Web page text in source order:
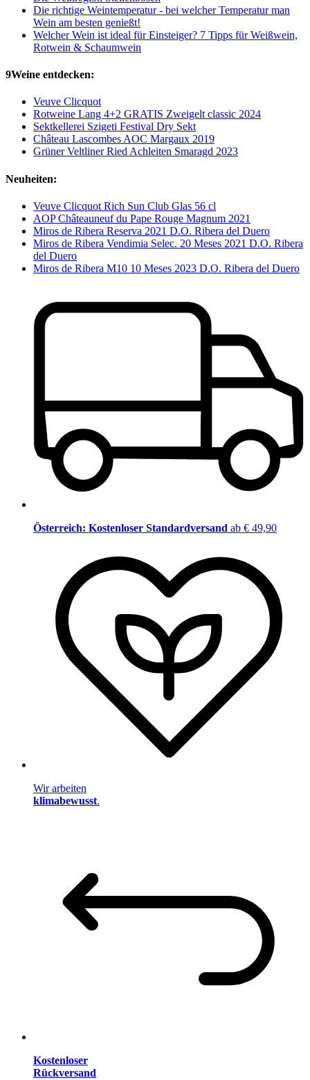
Die richtige Weintemperatur - bei welcher Temperatur man
Wein am besten genießt!
Welcher Wein ist ideal für Einsteiger? 7 Tipps für Weißwein,
Rotwein & Schaumwein
9Weine entdecken:
Veuve Clicquot
Rotweine Lang 4+2 GRATIS Zweigelt classic 2024
Sektkellerei Szigeti Festival Dry Sekt
Château Lascombes AOC Margaux 2019
Grüner Veltliner Ried Achleiten Smaragd 2023
Neuheiten:
Veuve Clicquot Rich Sun Club Glas 56 cl
AOP Châteauneuf du Pape Rouge Magnum 2021
Miros de Ribera Reserva 2021 D.O. Ribera del Duero
Miros de Ribera Vendimia Selec. 20 Meses 2021 D.O. Ribera
del Duero
Miros de Ribera M10 10 Meses 2023 D.O. Ribera del Duero
Österreich: Kostenloser Standardversand ab € 49,90
Wir arbeiten
klimabewusst.
Kostenloser
Rückversand